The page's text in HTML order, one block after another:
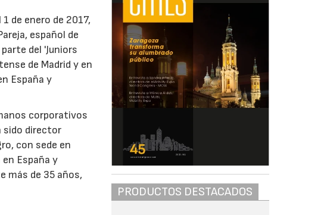
de enero de 2017,
español de
del 'Juniors
de Madrid y en
España y
corporativos
sido director
con sede en
España y
más de 35 años,
PRODUCTOS DESTACADOS